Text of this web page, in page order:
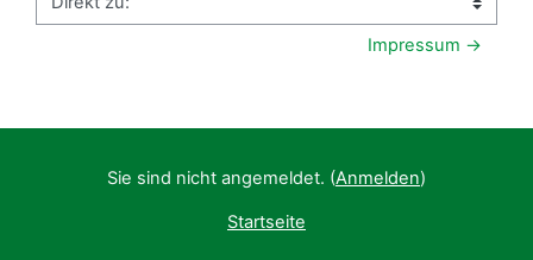
Direkt zu:
Impressum →
Sie sind nicht angemeldet. (Anmelden)
Startseite